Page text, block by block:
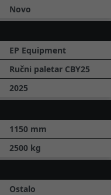
Novo
EP Equipment
Ručni paletar CBY25
2025
1150 mm
2500 kg
Ostalo